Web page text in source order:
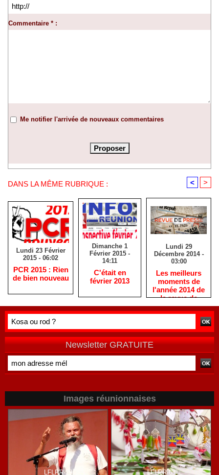
Commentaire * :
Me notifier l'arrivée de nouveaux commentaires
DANS LA MÊME RUBRIQUE : < >
Lundi 23 Février
2015 - 06:02
PCR 2015 : Rien
de bien nouveau
Dimanche 1
Février 2015 -
14:11
C'était en
février 2013
Lundi 29
Décembre 2014 -
03:00
Les meilleurs
moments de
l'année 2014 de
la revue de
presse
réunionnaise
Newsletter GRATUITE
Images réunionnaises
LFLPR-29 LFLPR-63